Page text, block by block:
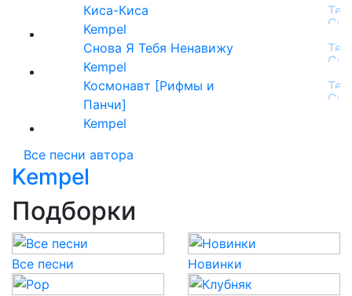
Киса-Киса
Kempel
Снова Я Тебя Ненавижу
Kempel
Космонавт [Рифмы и
Панчи]
Kempel
Все песни автора
Kempel
Подборки
Все песни Новинки